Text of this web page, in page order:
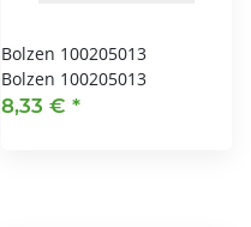
Bolzen 100205013
Bolzen 100205013
8,33 € *